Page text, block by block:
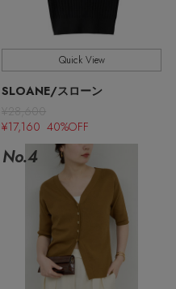
れ！
いアイテム
Quick View
SLOANE/スローン
¥28,600
¥17,160 40%OFF
No.4